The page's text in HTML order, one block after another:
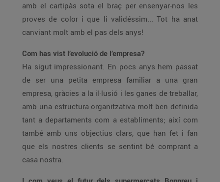
amb el cartipàs sota el braç per ensenyar-nos les
proves de color i que li validéssim... Tot ha anat
canviant molt amb el pas dels anys!
Com has vist l’evolució de l’empresa?
Ha sigut impressionant. En pocs anys hem passat
de ser una petita empresa familiar a una gran
empresa, gràcies a la il·lusió i les ganes de treballar,
amb una estructura organitzativa molt ben definida
tant a departaments com a establiments; així com
també amb uns objectius clars, que han fet i fan
que els nostres clients se sentint bé comprant a
casa nostra.